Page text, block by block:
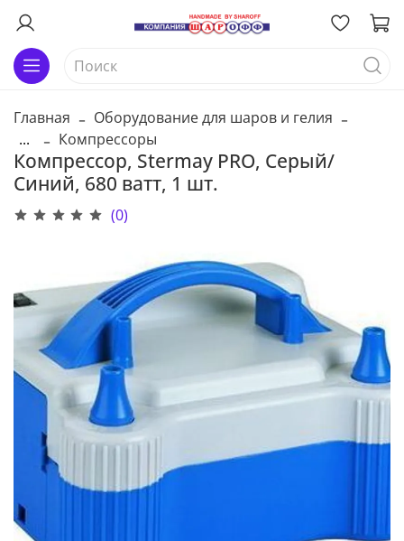
Главная
Оборудование для шаров и гелия
...
Компрессоры
Компрессор, Stermay PRO, Серый/
Синий, 680 ватт, 1 шт.
(0)